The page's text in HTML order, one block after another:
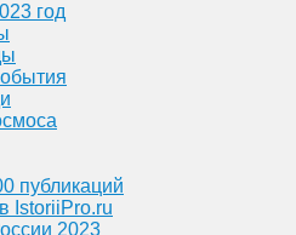
год
публикаций
IstoriiPro.ru
2023